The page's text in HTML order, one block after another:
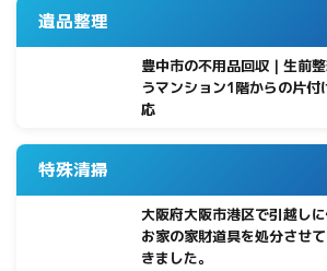
遺品整理
豊中市の不用品回収｜生前
うマンション1階からの片付
応
特殊清掃
大阪府大阪市港区で引越しに
お家の家財道具を処分させ
きました。